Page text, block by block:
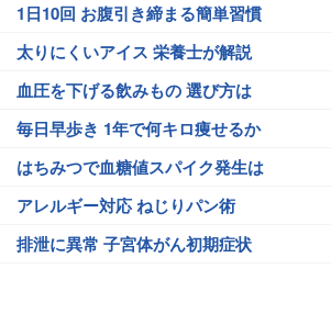
1日10回 お腹引き締まる簡単習慣
太りにくいアイス 栄養士が解説
血圧を下げる飲みもの 選び方は
毎日早歩き 1年で何キロ痩せるか
はちみつで血糖値スパイク発生は
アレルギー対応 ねじりパン術
排泄に異常 子宮体がん初期症状